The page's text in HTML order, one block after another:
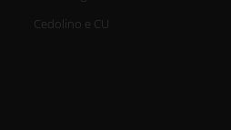
Cedolino e CU